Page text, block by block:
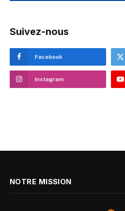
Suivez-nous
Facebook
Instagram
NOTRE MISSION